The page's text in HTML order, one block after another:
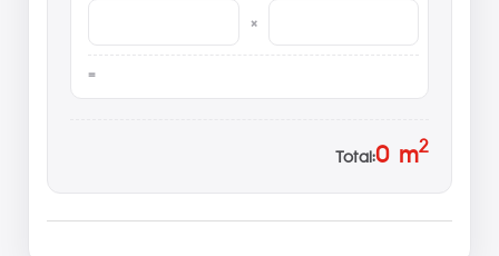
×
Total:0m2